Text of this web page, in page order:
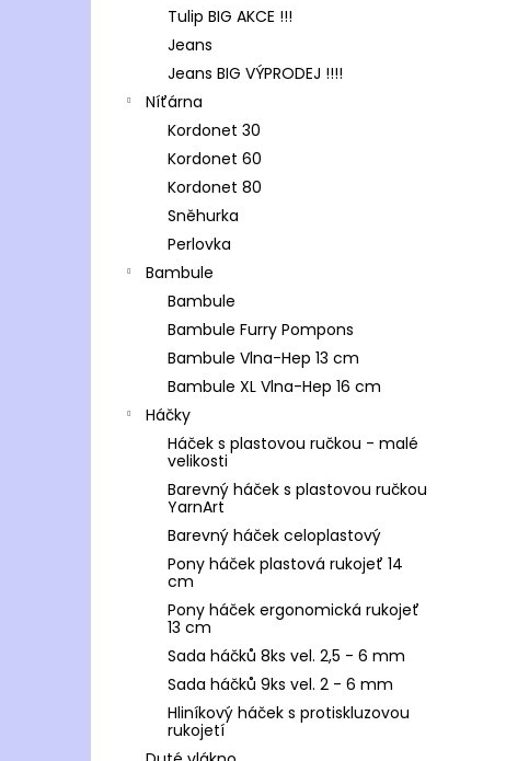
Tulip BIG AKCE !!!
Jeans
Jeans BIG VÝPRODEJ !!!!
Níťárna
Kordonet 30
Kordonet 60
Kordonet 80
Sněhurka
Perlovka
Bambule
Bambule
Bambule Furry Pompons
Bambule Vlna-Hep 13 cm
Bambule XL Vlna-Hep 16 cm
Háčky
Háček s plastovou ručkou - malé
velikosti
Barevný háček s plastovou ručkou
YarnArt
Barevný háček celoplastový
Pony háček plastová rukojeť 14
cm
Pony háček ergonomická rukojeť
13 cm
Sada háčků 8ks vel. 2,5 - 6 mm
Sada háčků 9ks vel. 2 - 6 mm
Hliníkový háček s protiskluzovou
rukojetí